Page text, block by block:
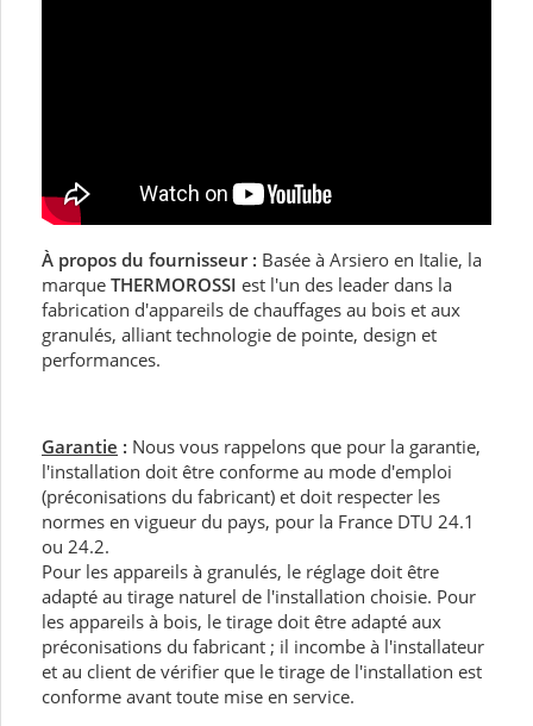
À propos du fournisseur : Basée à Arsiero en Italie, la
marque THERMOROSSI est l'un des leader dans la
fabrication d'appareils de chauffages au bois et aux
granulés, alliant technologie de pointe, design et
performances.
Garantie : Nous vous rappelons que pour la garantie,
l'installation doit être conforme au mode d'emploi
(préconisations du fabricant) et doit respecter les
normes en vigueur du pays, pour la France DTU 24.1
ou 24.2.
Pour les appareils à granulés, le réglage doit être
adapté au tirage naturel de l'installation choisie. Pour
les appareils à bois, le tirage doit être adapté aux
préconisations du fabricant ; il incombe à l'installateur
et au client de vérifier que le tirage de l'installation est
conforme avant toute mise en service.